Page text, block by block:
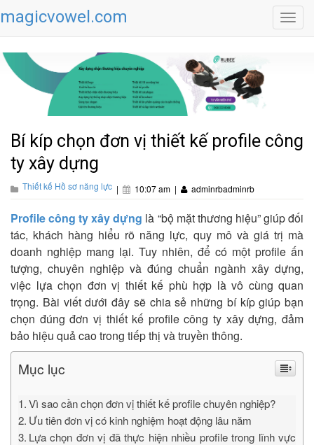
magicvowel.com
Bí kíp chọn đơn vị thiết kế profile công
ty xây dựng
Thiết kế Hồ sơ năng lực | 10:07 am | adminrbadminrb
Profile công ty xây dựng là “bộ mặt thương hiệu” giúp đối
tác, khách hàng hiểu rõ năng lực, quy mô và giá trị mà
doanh nghiệp mang lại. Tuy nhiên, để có một profile ấn
tượng, chuyên nghiệp và đúng chuẩn ngành xây dựng,
việc lựa chọn đơn vị thiết kế phù hợp là vô cùng quan
trọng. Bài viết dưới đây sẽ chia sẻ những bí kíp giúp bạn
chọn đúng đơn vị thiết kế profile công ty xây dựng, đảm
bảo hiệu quả cao trong tiếp thị và truyền thông.
Mục lục
Vì sao cần chọn đơn vị thiết kế profile chuyên nghiệp?
Ưu tiên đơn vị có kinh nghiệm hoạt động lâu năm
Lựa chọn đơn vị đã thực hiện nhiều profile trong lĩnh vực